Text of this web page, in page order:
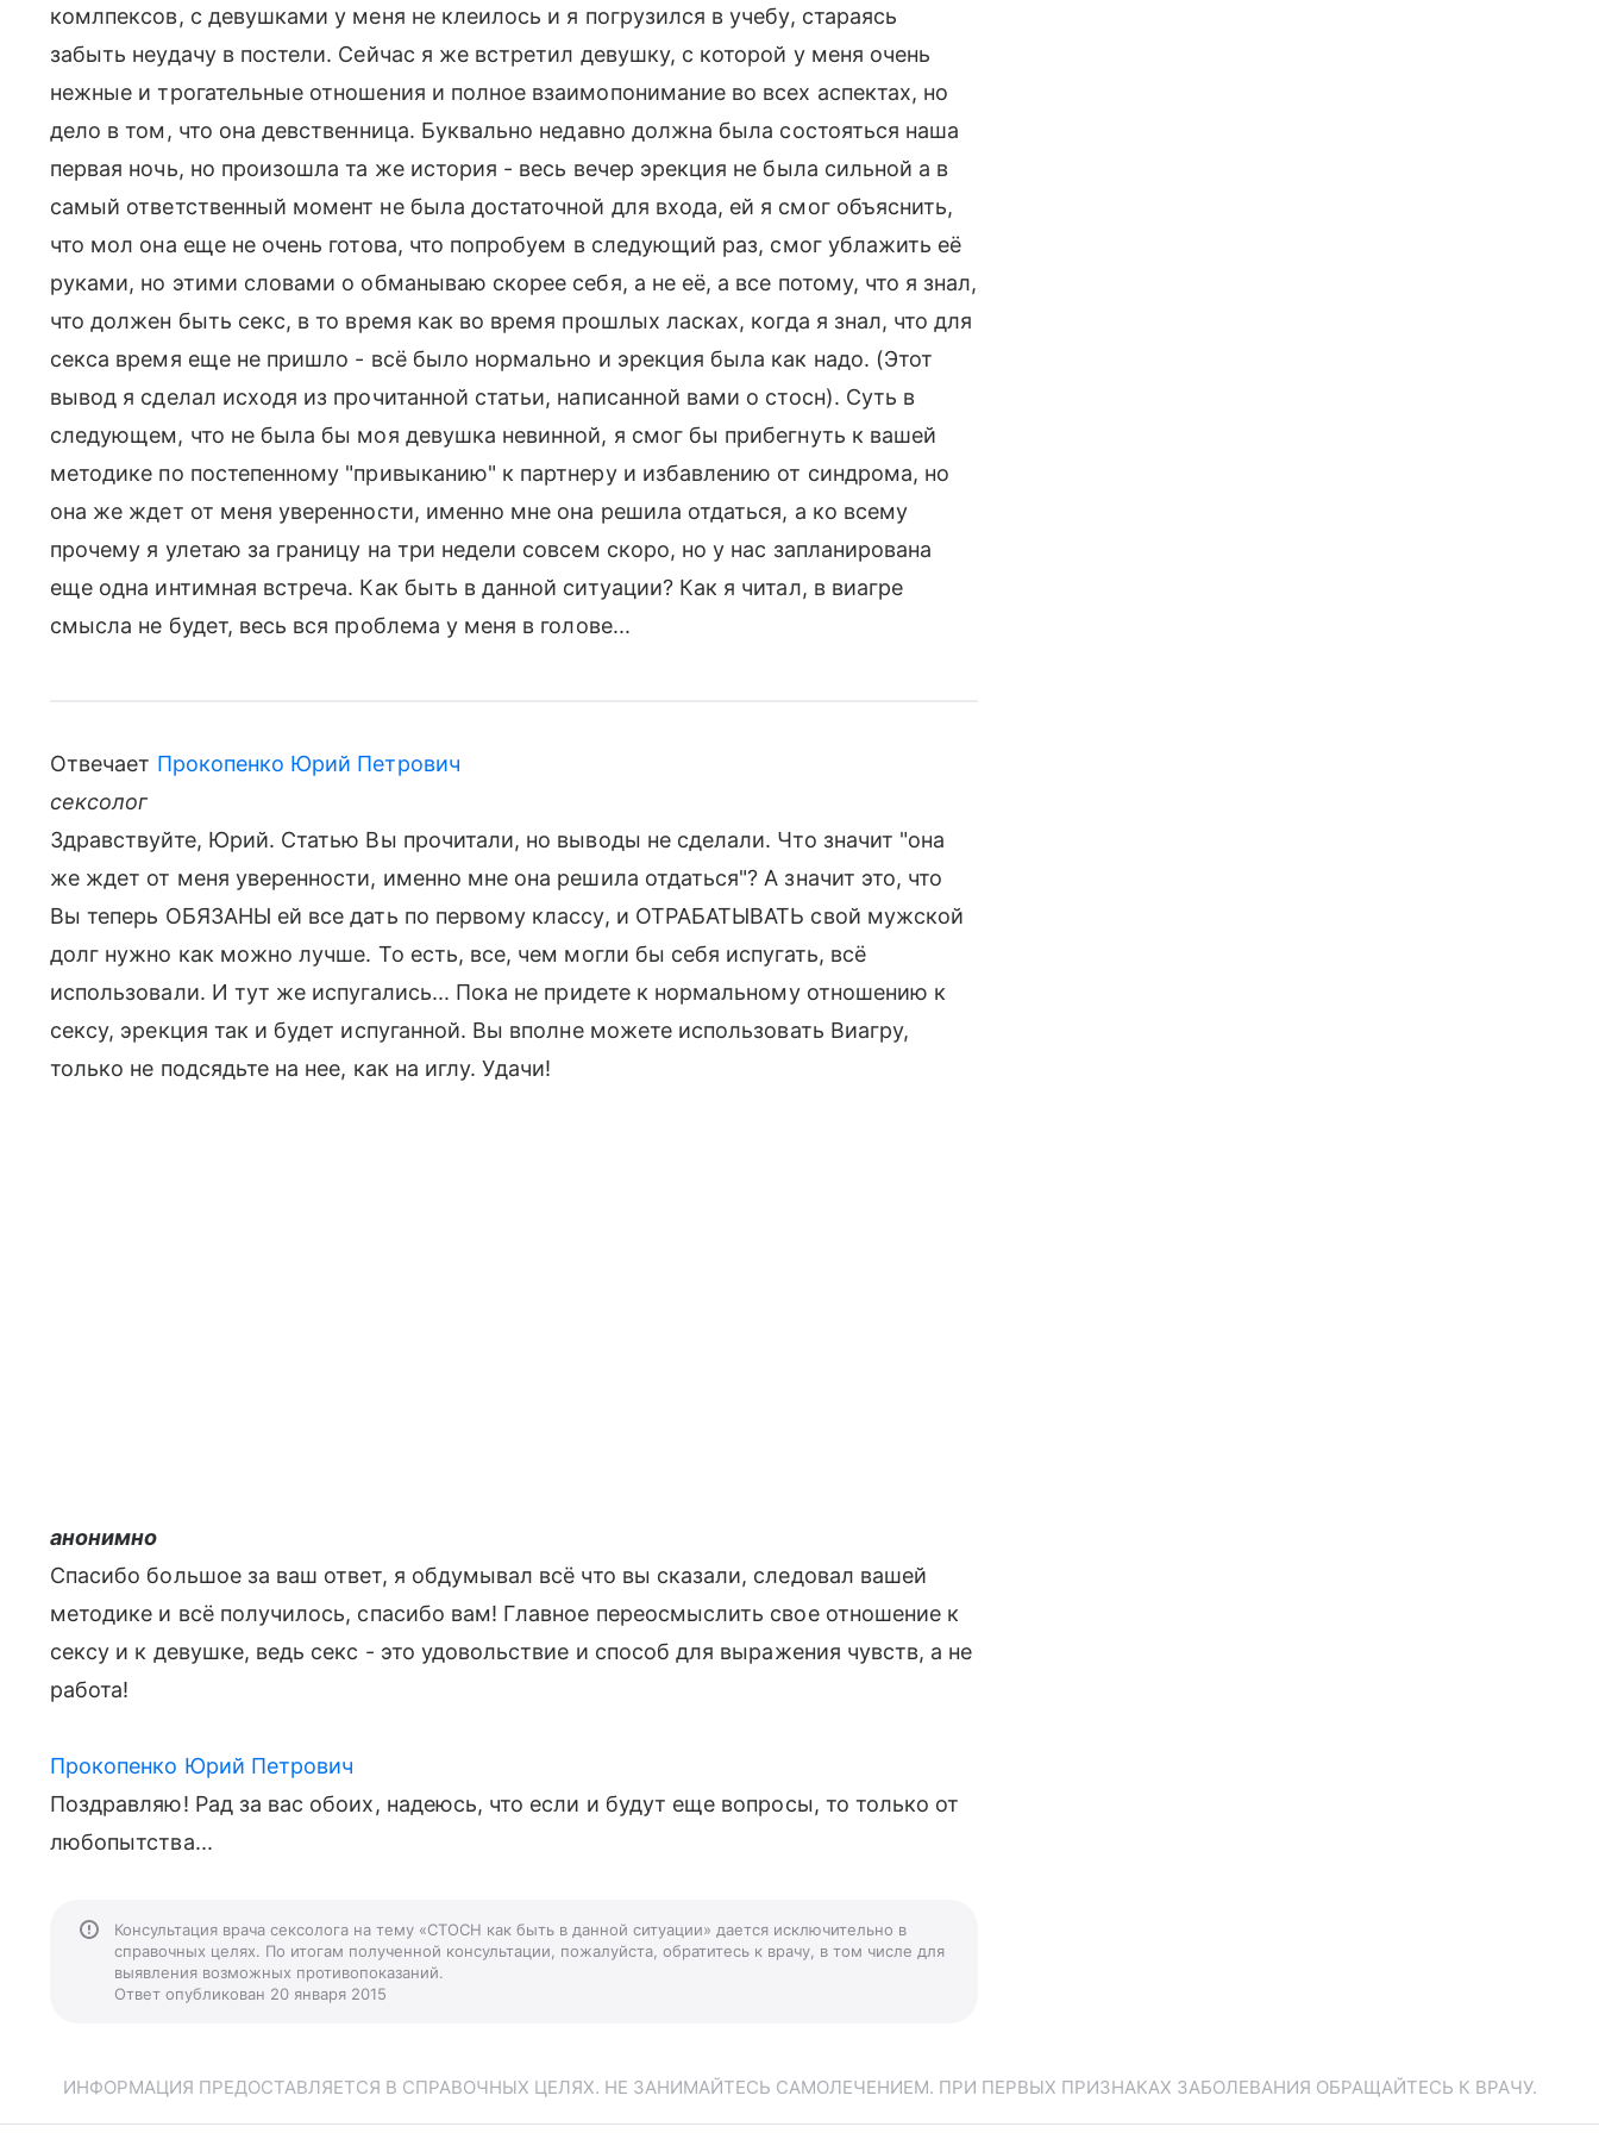
комлпексов, с девушками у меня не клеилось и я погрузился в учебу, стараясь
забыть неудачу в постели. Сейчас я же встретил девушку, с которой у меня очень
нежные и трогательные отношения и полное взаимопонимание во всех аспектах, но
дело в том, что она девственница. Буквально недавно должна была состояться наша
первая ночь, но произошла та же история - весь вечер эрекция не была сильной а в
самый ответственный момент не была достаточной для входа, ей я смог объяснить,
что мол она еще не очень готова, что попробуем в следующий раз, смог ублажить её
руками, но этими словами о обманываю скорее себя, а не её, а все потому, что я знал,
что должен быть секс, в то время как во время прошлых ласках, когда я знал, что для
секса время еще не пришло - всё было нормально и эрекция была как надо. (Этот
вывод я сделал исходя из прочитанной статьи, написанной вами о стосн). Суть в
следующем, что не была бы моя девушка невинной, я смог бы прибегнуть к вашей
методике по постепенному "привыканию" к партнеру и избавлению от синдрома, но
она же ждет от меня уверенности, именно мне она решила отдаться, а ко всему
прочему я улетаю за границу на три недели совсем скоро, но у нас запланирована
еще одна интимная встреча. Как быть в данной ситуации? Как я читал, в виагре
смысла не будет, весь вся проблема у меня в голове...
Отвечает Прокопенко Юрий Петрович
сексолог
Здравствуйте, Юрий. Статью Вы прочитали, но выводы не сделали. Что значит "она
же ждет от меня уверенности, именно мне она решила отдаться"? А значит это, что
Вы теперь ОБЯЗАНЫ ей все дать по первому классу, и ОТРАБАТЫВАТЬ свой мужской
долг нужно как можно лучше. То есть, все, чем могли бы себя испугать, всё
использовали. И тут же испугались... Пока не придете к нормальному отношению к
сексу, эрекция так и будет испуганной. Вы вполне можете использовать Виагру,
только не подсядьте на нее, как на иглу. Удачи!
анонимно
Спасибо большое за ваш ответ, я обдумывал всё что вы сказали, следовал вашей
методике и всё получилось, спасибо вам! Главное переосмыслить свое отношение к
сексу и к девушке, ведь секс - это удовольствие и способ для выражения чувств, а не
работа!
Прокопенко Юрий Петрович
Поздравляю! Рад за вас обоих, надеюсь, что если и будут еще вопросы, то только от
любопытства...
Консультация врача сексолога на тему «СТОСН как быть в данной ситуации» дается исключительно в
справочных целях. По итогам полученной консультации, пожалуйста, обратитесь к врачу, в том числе для
выявления возможных противопоказаний.
Ответ опубликован 20 января 2015
ИНФОРМАЦИЯ ПРЕДОСТАВЛЯЕТСЯ В СПРАВОЧНЫХ ЦЕЛЯХ. НЕ ЗАНИМАЙТЕСЬ САМОЛЕЧЕНИЕМ. ПРИ ПЕРВЫХ ПРИЗНАКАХ ЗАБОЛЕВАНИЯ ОБРАЩАЙТЕСЬ К ВРАЧУ.